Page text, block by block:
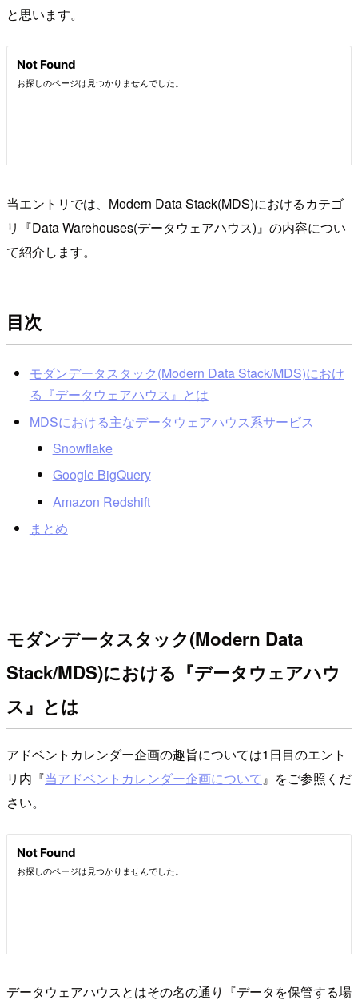
と思います。
当エントリでは、Modern Data Stack(MDS)におけるカテゴ
リ『Data Warehouses(データウェアハウス)』の内容につい
て紹介します。
目次
モダンデータスタック(Modern Data Stack/MDS)におけ
る『データウェアハウス』とは
MDSにおける主なデータウェアハウス系サービス
Snowflake
Google BigQuery
Amazon Redshift
まとめ
モダンデータスタック(Modern Data
Stack/MDS)における『データウェアハウ
ス』とは
アドベントカレンダー企画の趣旨については1日目のエント
リ内『当アドベントカレンダー企画について』をご参照くだ
さい。
データウェアハウスとはその名の通り『データを保管する場